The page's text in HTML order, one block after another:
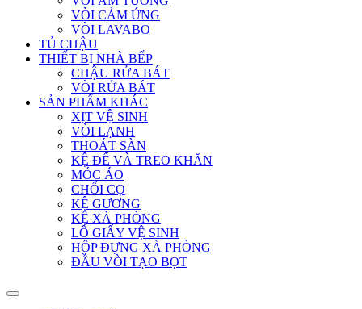
VÒI CẢM ỨNG
VÒI LAVABO
TỦ CHẬU
THIẾT BỊ NHÀ BẾP
CHẬU RỬA BÁT
VÒI RỬA BÁT
SẢN PHẨM KHÁC
XỊT VỆ SINH
VÒI LẠNH
THOÁT SÀN
KỆ ĐỂ VÀ TREO KHĂN
MÓC ÁO
CHỔI CỌ
KỆ GƯƠNG
KỆ XÀ PHÒNG
LÔ GIẤY VỆ SINH
HỘP ĐỰNG XÀ PHÒNG
ĐẦU VÒI TẠO BỌT